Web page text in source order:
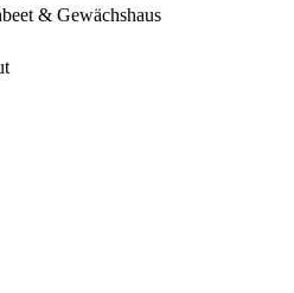
& Gewächshaus